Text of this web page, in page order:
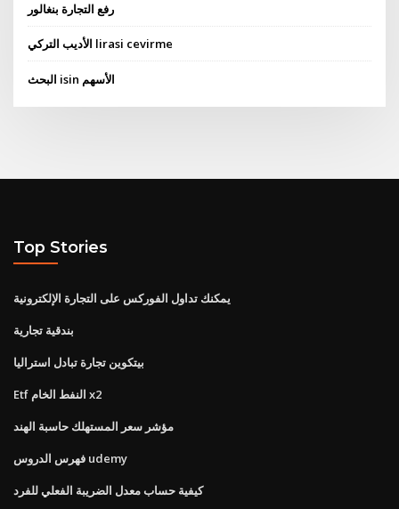
رفع التجارة بنغالور
الأديب التركي lirasi cevirme
البحث isin الأسهم
Top Stories
يمكنك تداول الفوركس على التجارة الإلكترونية
بندقية تجارية
بيتكوين تجارة تبادل استراليا
Etf النفط الخام x2
مؤشر سعر المستهلك حاسبة الهند
فهرس الدروس udemy
كيفية حساب معدل الضريبة الفعلي للفرد